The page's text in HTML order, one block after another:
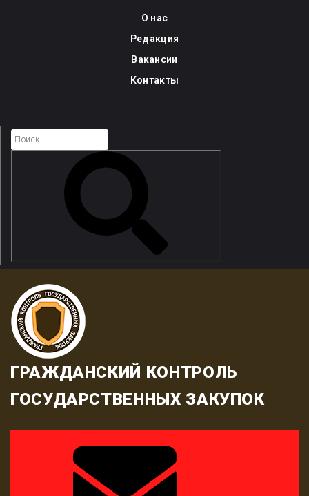
О нас
Редакция
Вакансии
Контакты
ГРАЖДАНСКИЙ КОНТРОЛЬ
ГОСУДАРСТВЕННЫХ ЗАКУПОК